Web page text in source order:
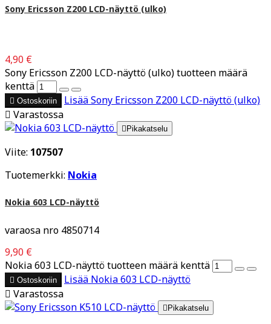
Sony Ericsson Z200 LCD-näyttö (ulko)
4,90 €
Sony Ericsson Z200 LCD-näyttö (ulko) tuotteen määrä
kenttä
 Ostoskoriin LisääSony Ericsson Z200 LCD-näyttö (ulko)
 Varastossa
 Pikakatselu
Viite: 107507
Tuotemerkki: Nokia
Nokia 603 LCD-näyttö
varaosa nro 4850714
9,90 €
Nokia 603 LCD-näyttö tuotteen määrä kenttä
 Ostoskoriin Lisää Nokia 603 LCD-näyttö
 Varastossa
 Pikakatselu